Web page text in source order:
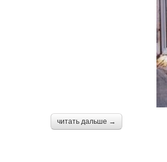
читать дальше →